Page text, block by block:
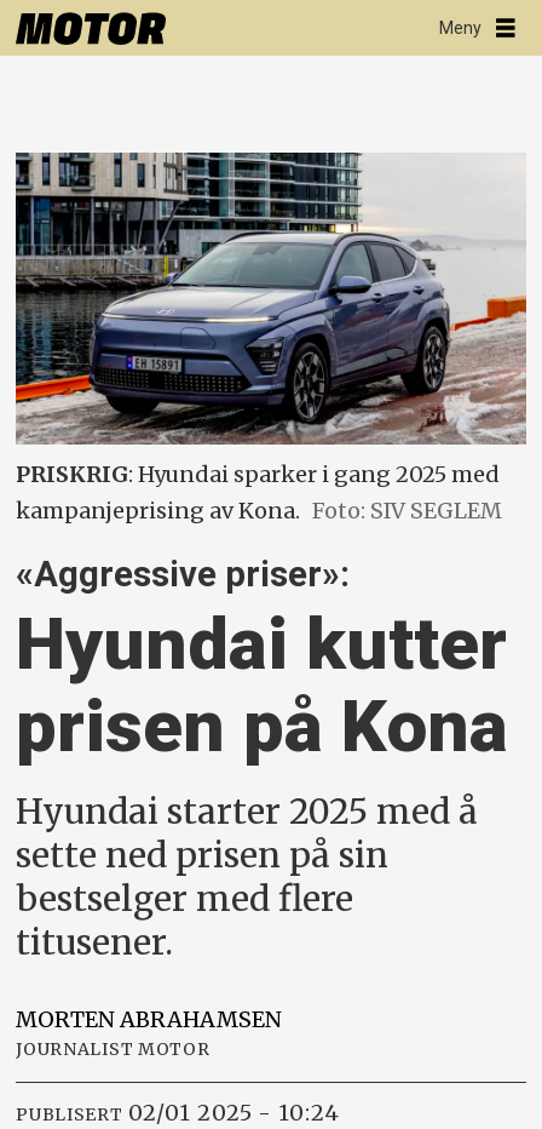
PRISKRIG: Hyundai sparker i gang 2025 med
kampanjeprising av Kona. Foto: SIV SEGLEM
«Aggressive priser»:
Hyundai kutter
prisen på Kona
Hyundai starter 2025 med å
sette ned prisen på sin
bestselger med flere
titusener.
MORTEN ABRAHAMSEN
JOURNALIST MOTOR
PUBLISERT 02/01 2025 - 10:24